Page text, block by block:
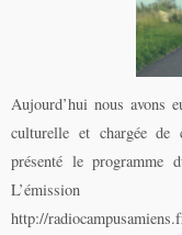
Aujourd’hui nous avons
culturelle et chargée
présenté le programme
http://